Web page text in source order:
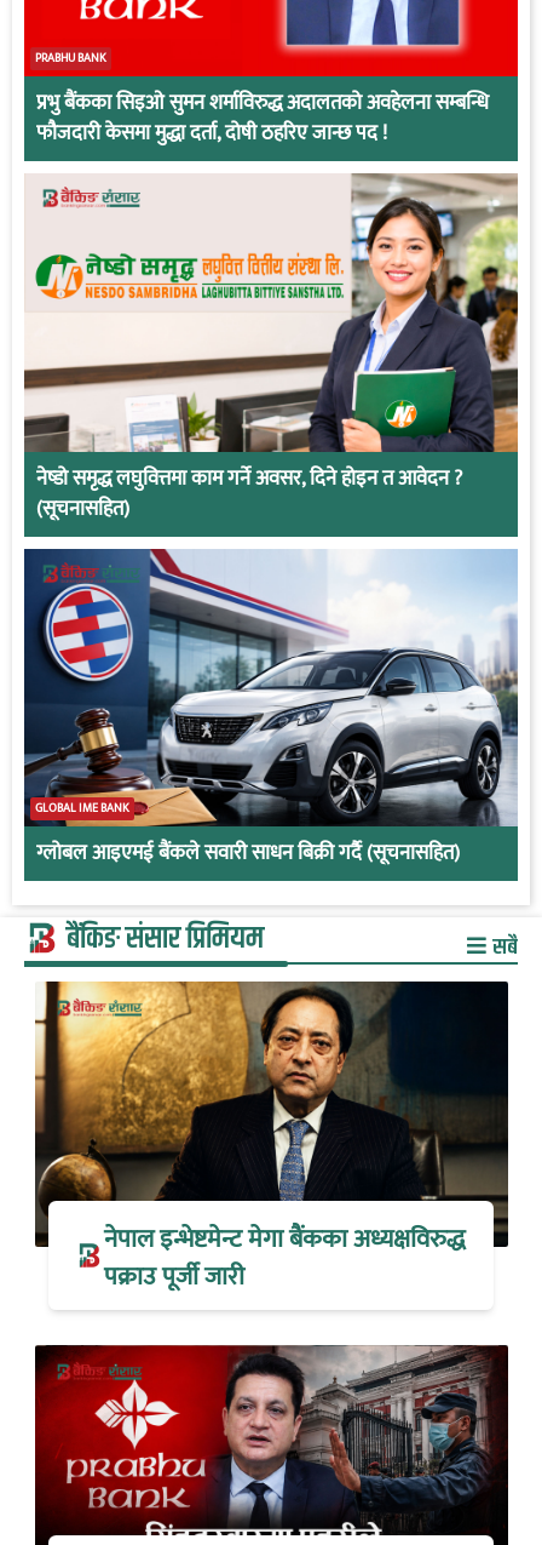
PRABHU BANK
प्रभु बैंकका सिइओ सुमन शर्माविरुद्ध अदालतको अवहेलना सम्बन्धि
फौजदारी केसमा मुद्धा दर्ता, दोषी ठहरिए जान्छ पद !
नेष्डो समृद्ध लघुवित्तमा काम गर्ने अवसर, दिने होइन त आवेदन ?
(सूचनासहित)
GLOBAL IME BANK
ग्लोबल आइएमई बैंकले सवारी साधन बिक्री गर्दै (सूचनासहित)
बैंकिङ संसार प्रिमियम सबै
नेपाल इन्भेष्टमेन्ट मेगा बैंकका अध्यक्षविरुद्ध
पक्राउ पूर्जी जारी